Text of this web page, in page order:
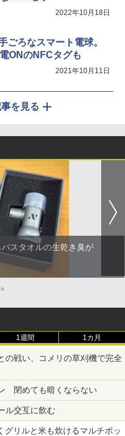
2022年10月18日
ろなスマート電球。
ONのNFCタグも
2021年10月11日
を見る
スタオルの生乾き臭が
●
1週間 1カ月
の戦い、コメリの草刈機で完全
閉めても暗くならない
ル交互に飲む
リルと米も炊けるマルチポッ